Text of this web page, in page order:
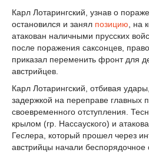
Карл Лотарингский, узнав о
остановился и занял позицию , на
атакован наличными прусских
после поражения саксонцев,
приказал переменить фронт для д
австрийцев.
Карл Лотарингский, отбивая
задержкой на переправе главных
своевременного отступления. Те
крылом (гр. Нассауского) и
Геслера, который прошел через
австрийцы начали беспорядочное